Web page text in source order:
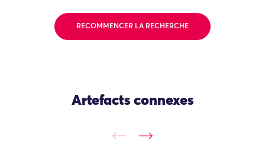
RECOMMENCER LA RECHERCHE
Artefacts connexes